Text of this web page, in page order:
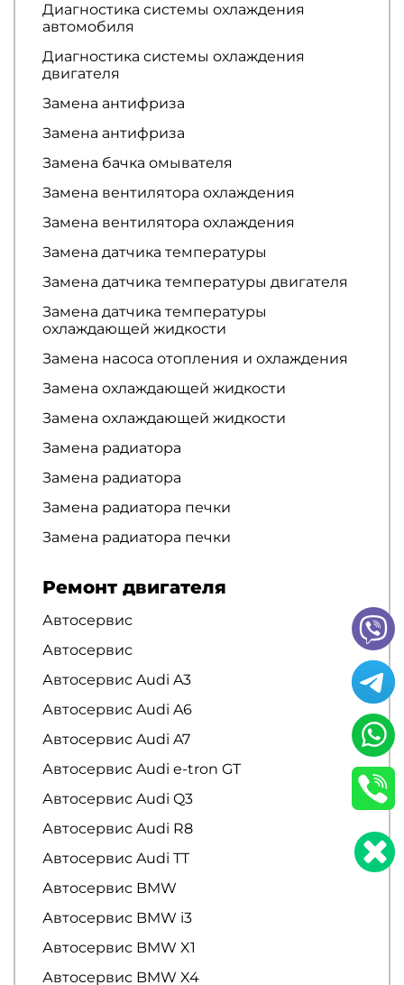
Диагностика системы охлаждения
автомобиля
Диагностика системы охлаждения
двигателя
Замена антифриза
Замена антифриза
Замена бачка омывателя
Замена вентилятора охлаждения
Замена вентилятора охлаждения
Замена датчика температуры
Замена датчика температуры двигателя
Замена датчика температуры
охлаждающей жидкости
Замена насоса отопления и охлаждения
Замена охлаждающей жидкости
Замена охлаждающей жидкости
Замена радиатора
Замена радиатора
Замена радиатора печки
Замена радиатора печки
Ремонт двигателя
Автосервис
Автосервис
Автосервис Audi A3
Автосервис Audi A6
Автосервис Audi A7
Автосервис Audi e-tron GT
Автосервис Audi Q3
Автосервис Audi R8
Автосервис Audi TT
Автосервис BMW
Автосервис BMW i3
Автосервис BMW X1
Автосервис BMW X4